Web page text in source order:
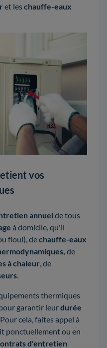
et leschauffe-eaux
vos
annuel de tous
à domicile, qu'il
fioul), dechauffe-eaux
de
à chaleur, de
.
thermiques
garantir leurdurée
Pour cela, faites appel à
ponctuellement ou en
d'entretien